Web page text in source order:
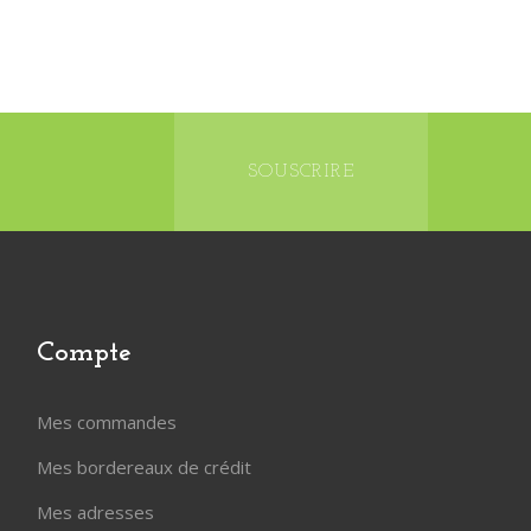
SOUSCRIRE
Compte
Mes commandes
Mes bordereaux de crédit
Mes adresses